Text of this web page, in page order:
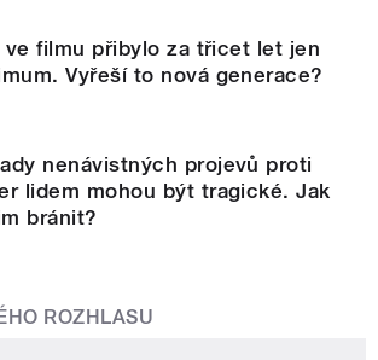
ve filmu přibylo za třicet let jen
Vyřeší to nová generace?
nenávistných projevů proti
lidem mohou být tragické. Jak
bránit?
ROZHLASU